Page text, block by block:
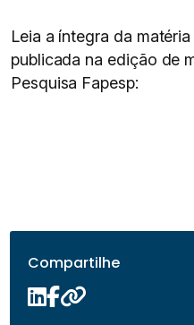
Leia a íntegra da matéria
publicada na edição de
Pesquisa Fapesp:
Compartilhe